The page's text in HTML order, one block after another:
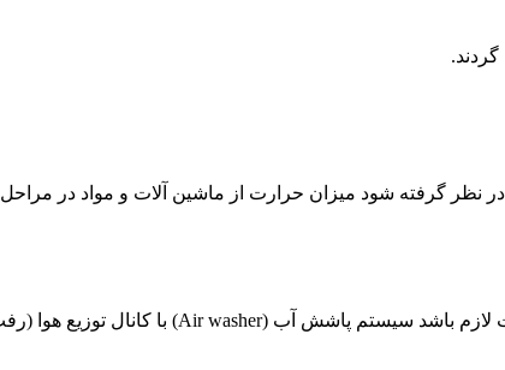
گرفته شود میزان حرارت از ماشین آلات و مواد در مراحل